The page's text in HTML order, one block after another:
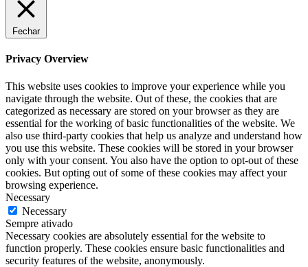
Fechar
Privacy Overview
This website uses cookies to improve your experience while you
navigate through the website. Out of these, the cookies that are
categorized as necessary are stored on your browser as they are
essential for the working of basic functionalities of the website. We
also use third-party cookies that help us analyze and understand how
you use this website. These cookies will be stored in your browser
only with your consent. You also have the option to opt-out of these
cookies. But opting out of some of these cookies may affect your
browsing experience.
Necessary
Necessary
Sempre ativado
Necessary cookies are absolutely essential for the website to
function properly. These cookies ensure basic functionalities and
security features of the website, anonymously.